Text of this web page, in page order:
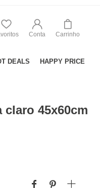
Conta Carrinho
DEALS HAPPY PRICE
claro 45x60cm